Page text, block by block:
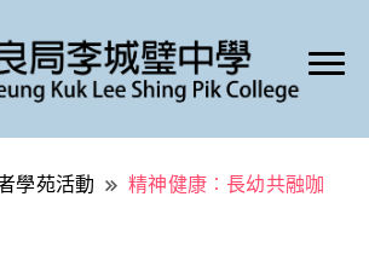
Lee Shing Pik College
學苑活動
精神健康︰長幼共融咖